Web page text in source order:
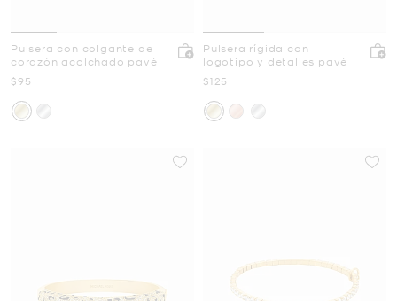
Pulsera con colgante de
corazón acolchado pavé
Ahora
$95
Pulsera rígida con
logotipo y detalles pavé
Ahora
$125